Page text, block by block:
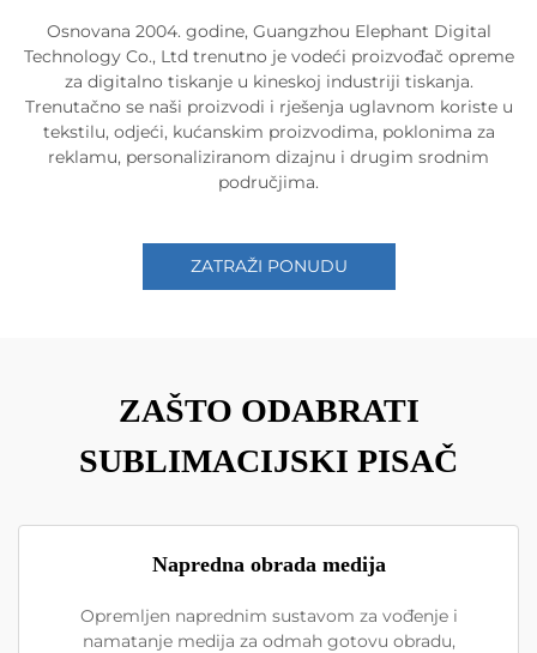
Osnovana 2004. godine, Guangzhou Elephant Digital
Technology Co., Ltd trenutno je vodeći proizvođač opreme
za digitalno tiskanje u kineskoj industriji tiskanja.
Trenutačno se naši proizvodi i rješenja uglavnom koriste u
tekstilu, odjeći, kućanskim proizvodima, poklonima za
reklamu, personaliziranom dizajnu i drugim srodnim
područjima.
ZATRAŽI PONUDU
ZAŠTO ODABRATI
SUBLIMACIJSKI PISAČ
Napredna obrada medija
Opremljen naprednim sustavom za vođenje i
namatanje medija za odmah gotovu obradu,